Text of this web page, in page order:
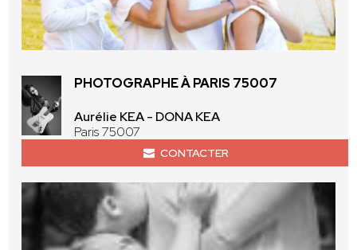
PHOTOGRAPHE À PARIS 75007
Aurélie KEA - DONA KEA
Paris 75007
CONTACTER